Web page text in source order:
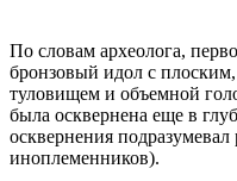
По словам археолога,
бронзовый идол с
туловищем и объемной
была осквернена еще в
осквернения
иноплеменников).